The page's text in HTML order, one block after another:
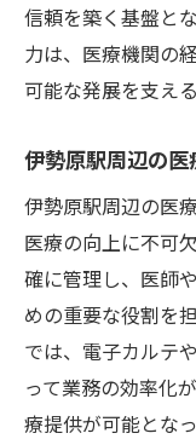
信頼を築く基盤と
力は、医療機関の
可能な発展を支え
伊勢原駅周辺の
伊勢原駅周辺の医
医療の向上に不可
確に管理し、医師
めの重要な役割を
では、電子カルテ
って業務の効率化
療提供が可能とな